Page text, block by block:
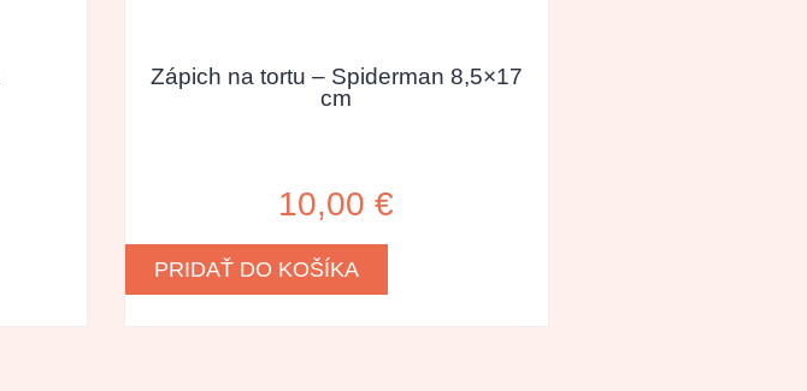
Zápich na tortu – Spiderman 8,5×17
cm
10,00€
PRIDAŤ DO KOŠÍKA